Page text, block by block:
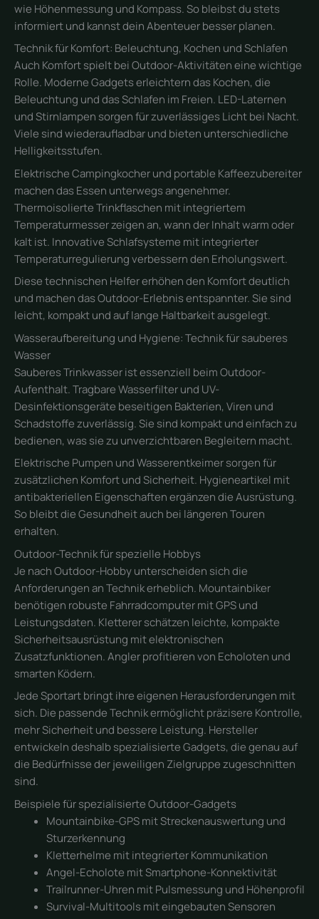
wie Höhenmessung und Kompass. So bleibst du stets
informiert und kannst dein Abenteuer besser planen.
Technik für Komfort: Beleuchtung, Kochen und Schlafen
Auch Komfort spielt bei Outdoor-Aktivitäten eine wichtige
Rolle. Moderne Gadgets erleichtern das Kochen, die
Beleuchtung und das Schlafen im Freien. LED-Laternen
und Stirnlampen sorgen für zuverlässiges Licht bei Nacht.
Viele sind wiederaufladbar und bieten unterschiedliche
Helligkeitsstufen.
Elektrische Campingkocher und portable Kaffeezubereiter
machen das Essen unterwegs angenehmer.
Thermoisolierte Trinkflaschen mit integriertem
Temperaturmesser zeigen an, wann der Inhalt warm oder
kalt ist. Innovative Schlafsysteme mit integrierter
Temperaturregulierung verbessern den Erholungswert.
Diese technischen Helfer erhöhen den Komfort deutlich
und machen das Outdoor-Erlebnis entspannter. Sie sind
leicht, kompakt und auf lange Haltbarkeit ausgelegt.
Wasseraufbereitung und Hygiene: Technik für sauberes
Wasser
Sauberes Trinkwasser ist essenziell beim Outdoor-
Aufenthalt. Tragbare Wasserfilter und UV-
Desinfektionsgeräte beseitigen Bakterien, Viren und
Schadstoffe zuverlässig. Sie sind kompakt und einfach zu
bedienen, was sie zu unverzichtbaren Begleitern macht.
Elektrische Pumpen und Wasserentkeimer sorgen für
zusätzlichen Komfort und Sicherheit. Hygieneartikel mit
antibakteriellen Eigenschaften ergänzen die Ausrüstung.
So bleibt die Gesundheit auch bei längeren Touren
erhalten.
Outdoor-Technik für spezielle Hobbys
Je nach Outdoor-Hobby unterscheiden sich die
Anforderungen an Technik erheblich. Mountainbiker
benötigen robuste Fahrradcomputer mit GPS und
Leistungsdaten. Kletterer schätzen leichte, kompakte
Sicherheitsausrüstung mit elektronischen
Zusatzfunktionen. Angler profitieren von Echoloten und
smarten Ködern.
Jede Sportart bringt ihre eigenen Herausforderungen mit
sich. Die passende Technik ermöglicht präzisere Kontrolle,
mehr Sicherheit und bessere Leistung. Hersteller
entwickeln deshalb spezialisierte Gadgets, die genau auf
die Bedürfnisse der jeweiligen Zielgruppe zugeschnitten
sind.
Beispiele für spezialisierte Outdoor-Gadgets
Mountainbike-GPS mit Streckenauswertung und
Sturzerkennung
Kletterhelme mit integrierter Kommunikation
Angel-Echolote mit Smartphone-Konnektivität
Trailrunner-Uhren mit Pulsmessung und Höhenprofil
Survival-Multitools mit eingebauten Sensoren